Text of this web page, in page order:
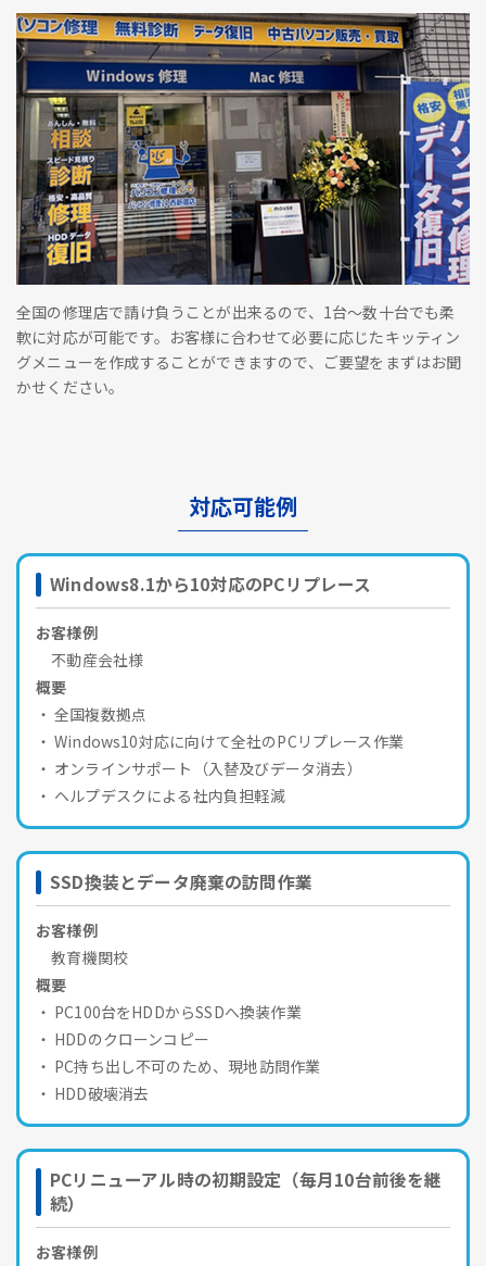
全国の修理店で請け負うことが出来るので、1台～数十台でも柔
軟に対応が可能です。お客様に合わせて必要に応じたキッティン
グメニューを作成することができますので、ご要望をまずはお聞
かせください。
対応可能例
Windows8.1から10対応のPCリプレース
お客様例
不動産会社様
概要
全国複数拠点
Windows10対応に向けて全社のPCリプレース作業
オンラインサポート（入替及びデータ消去）
ヘルプデスクによる社内負担軽減
SSD換装とデータ廃棄の訪問作業
お客様例
教育機関校
概要
PC100台をHDDからSSDへ換装作業
HDDのクローンコピー
PC持ち出し不可のため、現地訪問作業
HDD破壊消去
PCリニューアル時の初期設定（毎月10台前後を継
続）
お客様例